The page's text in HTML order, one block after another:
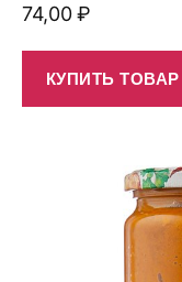
74,00₽
КУПИТЬ ТОВАР